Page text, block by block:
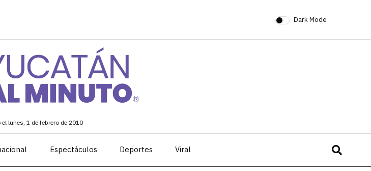
Dark Mode
lunes, 1 de febrero de 2010
Espectáculos Deportes Viral